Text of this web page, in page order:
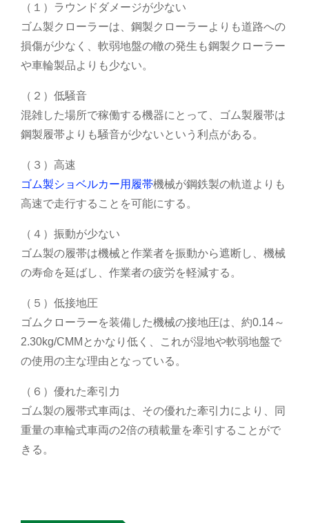
（１）ラウンドダメージが少ない
ゴム製クローラーは、鋼製クローラーよりも道路への
損傷が少なく、軟弱地盤の轍の発生も鋼製クローラー
や車輪製品よりも少ない。
（２）低騒音
混雑した場所で稼働する機器にとって、ゴム製履帯は
鋼製履帯よりも騒音が少ないという利点がある。
（３）高速
ゴム製ショベルカー用履帯機械が鋼鉄製の軌道よりも
高速で走行することを可能にする。
（４）振動が少ない
ゴム製の履帯は機械と作業者を振動から遮断し、機械
の寿命を延ばし、作業者の疲労を軽減する。
（５）低接地圧
ゴムクローラーを装備した機械の接地圧は、約0.14～
2.30kg/CMMとかなり低く、これが湿地や軟弱地盤で
の使用の主な理由となっている。
（６）優れた牽引力
ゴム製の履帯式車両は、その優れた牽引力により、同
重量の車輪式車両の2倍の積載量を牽引することがで
きる。